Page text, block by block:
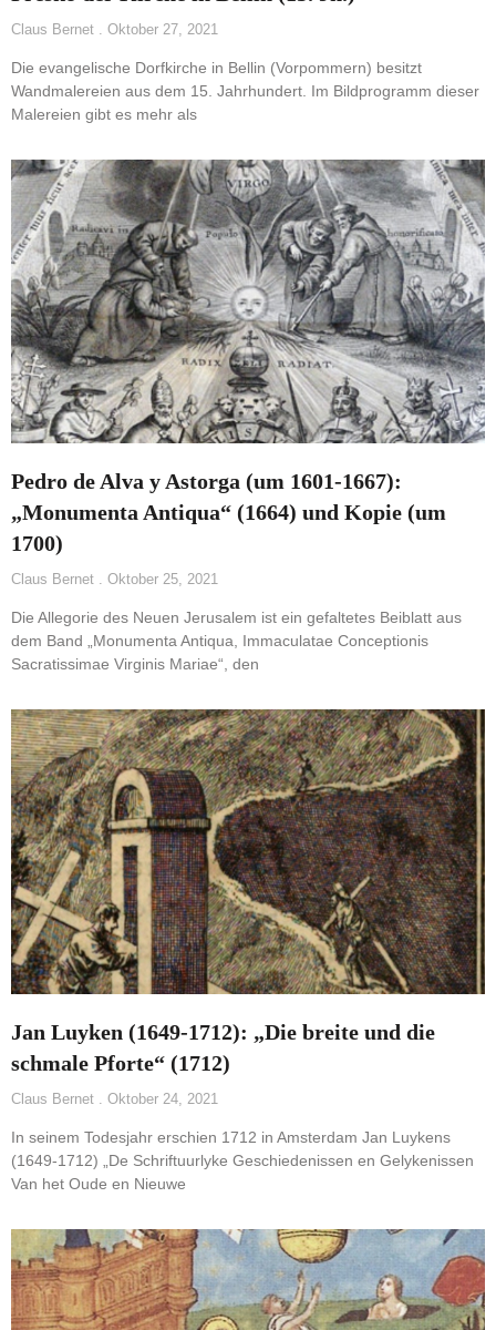
Claus Bernet Oktober 27, 2021
Die evangelische Dorfkirche in Bellin (Vorpommern) besitzt
Wandmalereien aus dem 15. Jahrhundert. Im Bildprogramm dieser
Malereien gibt es mehr als
Pedro de Alva y Astorga (um 1601-1667):
„Monumenta Antiqua“ (1664) und Kopie (um
1700)
Claus Bernet Oktober 25, 2021
Die Allegorie des Neuen Jerusalem ist ein gefaltetes Beiblatt aus
dem Band „Monumenta Antiqua, Immaculatae Conceptionis
Sacratissimae Virginis Mariae“, den
Jan Luyken (1649-1712): „Die breite und die
schmale Pforte“ (1712)
Claus Bernet Oktober 24, 2021
In seinem Todesjahr erschien 1712 in Amsterdam Jan Luykens
(1649-1712) „De Schriftuurlyke Geschiedenissen en Gelykenissen
Van het Oude en Nieuwe